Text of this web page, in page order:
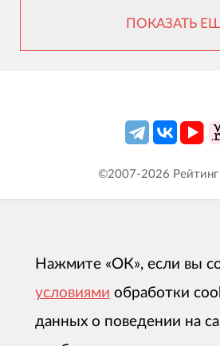
ПОКАЗАТЬ
©2007-2026
Нажмите «ОК», если вы
условиями обработки
данных о поведении на